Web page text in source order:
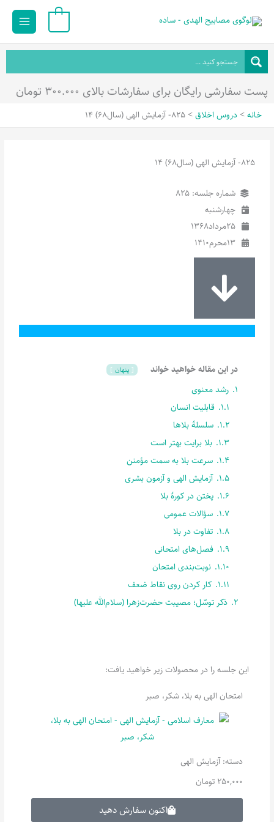
محتوا
Main
پست سفارشی رایگان برای سفارشات بالای ۳۰۰.۰۰۰ تومان
خانه دروس اخلاق 825- آزمایش الهی (سال68) 14
825- آزمایش الهی (سال68) 14
شماره جلسه: 825
چهارشنبه
25مرداد1368
13محرم1410
در این مقاله خواهید خواند پنهان
1. رشد معنوی
1.1. قابلیت انسان
1.2. سلسلۀ بلاها
1.3. بلا برایت بهتر است
1.4. سرعت بلا به سمت مؤمنن
1.5. آزمایش الهی و آزمون بشری
1.6. پختن در کورۀ بلا
1.7. سؤالات عمومی
1.8. تفاوت در بلا
1.9. فصل‌های امتحانی
1.10. نوبت‌بندی امتحان‬‬‬‬
1.11. کار کردن روی نقاط ضعف
2. ذکر توسّل؛ مصیبت حضرت‌زهرا (سلام‌الله علیها)‬‬
این جلسه را در محصولات زیر خواهید یافت:
امتحان الهی به بلا، شکر، صبر
دسته:آزمایش الهی
250,000 تومان
اکنون سفارش دهید